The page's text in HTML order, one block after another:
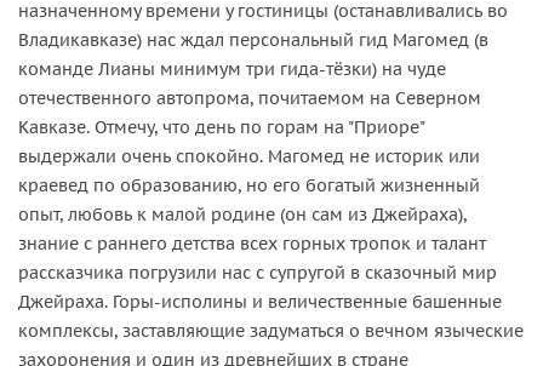
назначенному времени у гостиницы (останавливались во
Владикавказе) нас ждал персональный гид Магомед (в
команде Лианы минимум три гида-тёзки) на чуде
отечественного автопрома, почитаемом на Северном
Кавказе. Отмечу, что день по горам на "Приоре"
выдержали очень спокойно. Магомед не историк или
краевед по образованию, но его богатый жизненный
опыт, любовь к малой родине (он сам из Джейраха),
знание с раннего детства всех горных тропок и талант
рассказчика погрузили нас с супругой в сказочный мир
Джейраха. Горы-исполины и величественные башенные
комплексы, заставляющие задуматься о вечном языческие
захоронения и один из древнейших в стране